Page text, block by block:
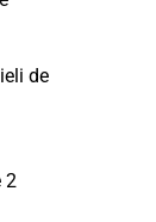
de
2